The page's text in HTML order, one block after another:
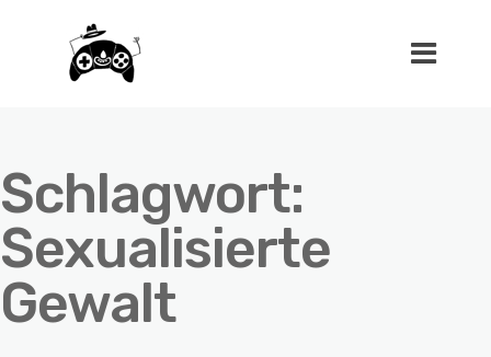
Schlagwort:
Sexualisierte
Gewalt